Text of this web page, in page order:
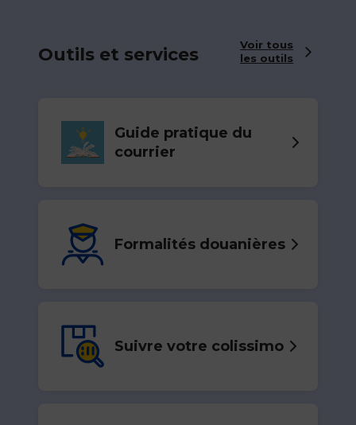
Outils et services
Voir tous
les outils
Guide pratique du
courrier
Formalités douanières
Suivre votre colissimo